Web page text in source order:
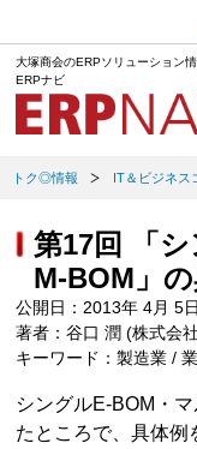
大塚商会のERPソリューション
ERPナビ
トク◎情報 IT＆ビジネス
第17回 「
M-BOM」
公開日：2013年 4月 5日
著者：谷口 潤 (株式会
キーワード：製造業 /
シングルE-BOM・
たところで、具体例